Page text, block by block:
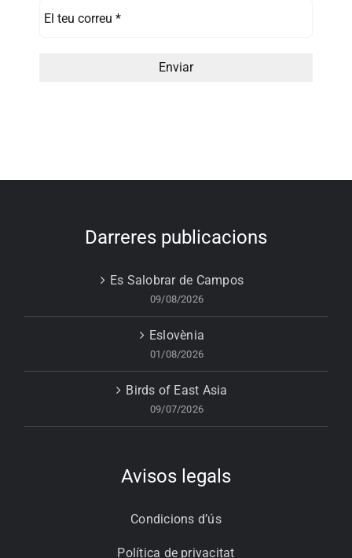
Darreres publicacions
Es Salobrar de Campos
09/08/2026
Eslovènia
01/08/2026
Birds of East Asia
09/07/2026
Avisos legals
Condicions d’ús
Política de privacitat